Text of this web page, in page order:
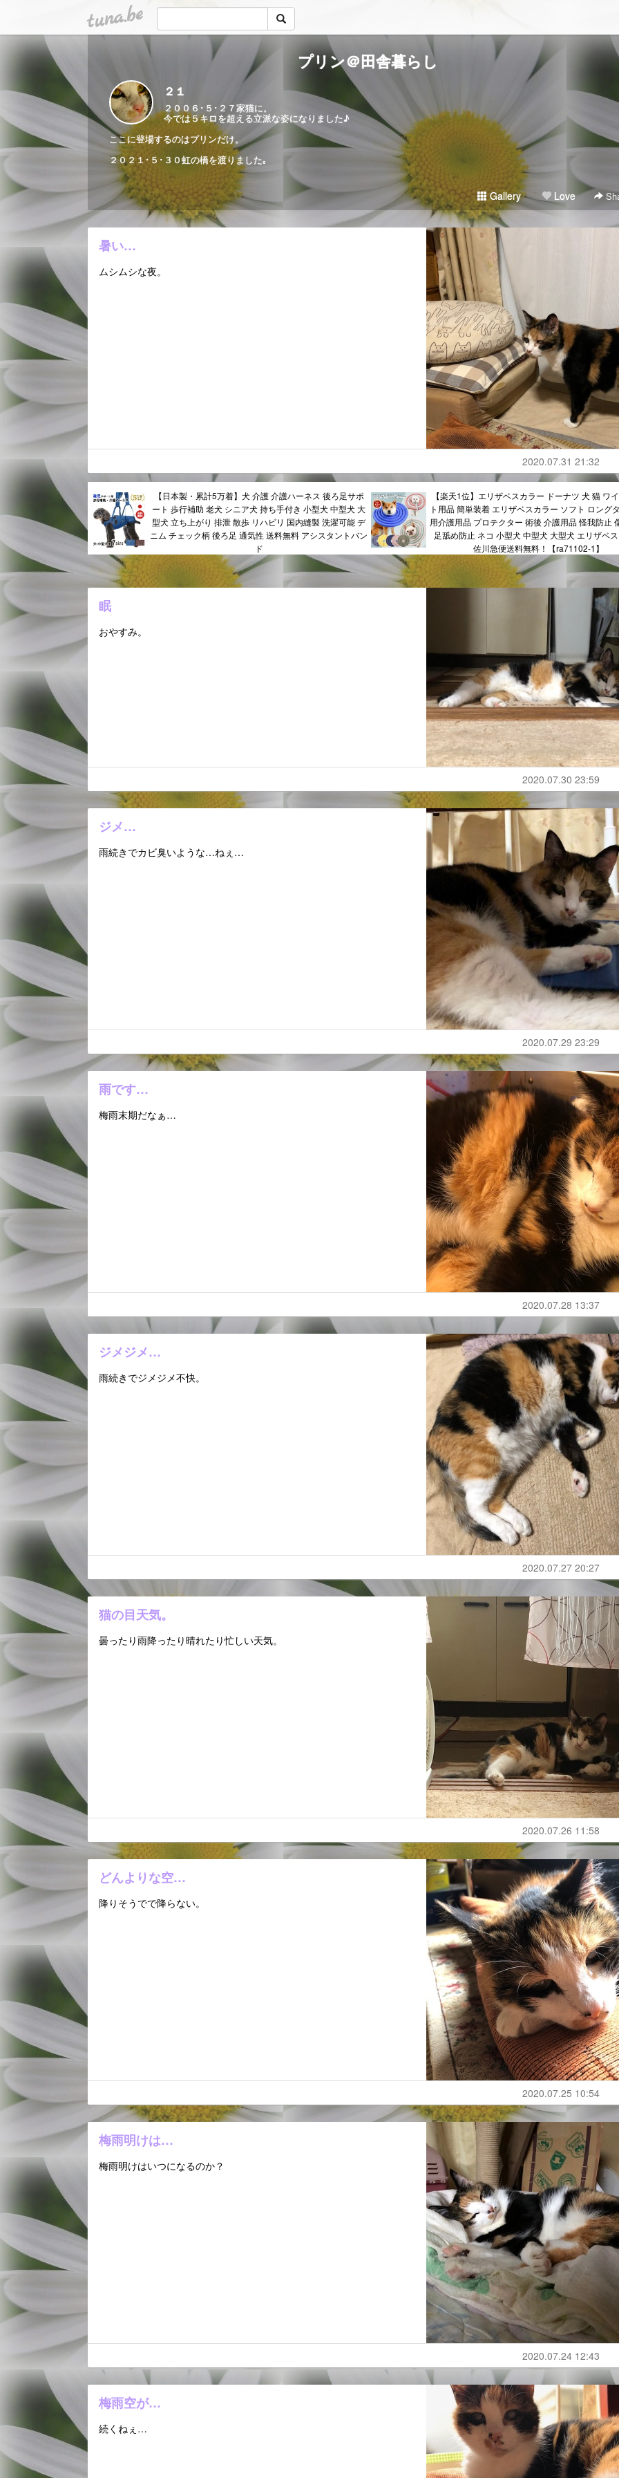
tuna.be
プリン＠田舎暮らし
２１
２００６･５･２７家猫に。
今では５キロを超える立派な姿になりました♪
ここに登場するのはプリンだけ。
２０２１･５･３０虹の橋を渡りました｡
Gallery Love
暑い…
ムシムシな夜。
2020.07.31 21:32
【日本製・累計5万着】犬 介護 介護ハーネス 後ろ足サポ
ート 歩行補助 老犬 シニア犬 持ち手付き 小型犬 中型犬 大
型犬 立ち上がり 排泄 散歩 リハビリ 国内縫製 洗濯可能 デ
ニム チェック柄 後ろ足 通気性 送料無料 アシスタントバン
ド
【楽天1位】エリザベスカラー ドーナツ 犬 猫 ワ
ト用品 簡単装着 エリザベスカラー ソフト ロング
用介護用品 プロテクター 術後 介護用品 怪我防止
足舐め防止 ネコ 小型犬 中型犬 大型犬 エリザベ
佐川急便送料無料！【ra71102-1】
眠
おやすみ。
2020.07.30 23:59
ジメ…
雨続きでカビ臭いような…ねぇ…
2020.07.29 23:29
雨です…
梅雨末期だなぁ…
2020.07.28 13:37
ジメジメ…
雨続きでジメジメ不快。
2020.07.27 20:27
猫の目天気。
曇ったり雨降ったり晴れたり忙しい天気。
2020.07.26 11:58
どんよりな空…
降りそうでで降らない。
2020.07.25 10:54
梅雨明けは…
梅雨明けはいつになるのか？
2020.07.24 12:43
梅雨空が…
続くねぇ…